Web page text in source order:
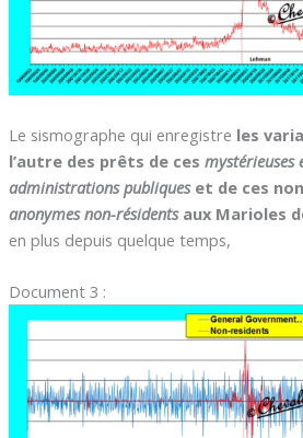
Le sismographe qui enregistre les
l’autre des prêts de ces mystérieuses
administrations publiques et de ces
anonymes non-résidents aux Marioles
en plus depuis quelque temps,
Document 3 :